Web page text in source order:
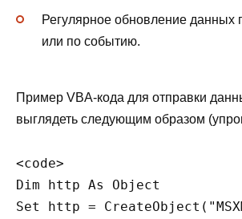
Регулярное обновление данных
или по событию.
Пример VBA-кода для отправки
выглядеть следующим образом
<code>
Dim http As Object
Set http =